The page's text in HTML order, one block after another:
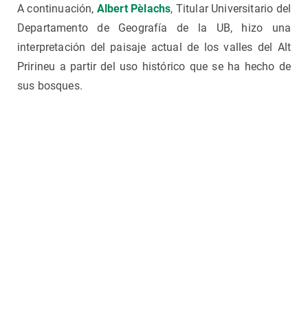
A continuación, Albert Pèlachs, Titular Universitario del
Departamento de Geografía de la UB, hizo una
interpretación del paisaje actual de los valles del Alt
Pririneu a partir del uso histórico que se ha hecho de
sus bosques.